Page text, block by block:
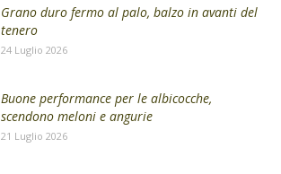
Grano duro fermo al palo, balzo in avanti del
tenero
24 Luglio 2026
Buone performance per le albicocche,
scendono meloni e angurie
21 Luglio 2026